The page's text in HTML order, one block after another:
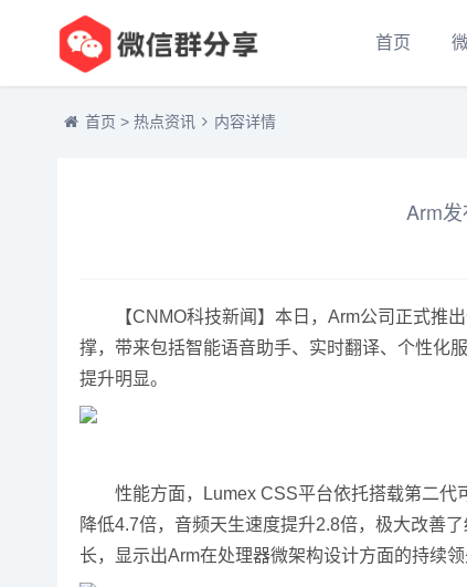
首页
首页 > 热点资讯 内容详情
Arm
【CNMO科技新闻】本日，Arm公司正式推出
撑，带来包括智能语音助手、实时翻译、个性化
提升明显。
性能方面，Lumex CSS平台依托搭载第二代
降低4.7倍，音频天生速度提升2.8倍，极大改善
长，显示出Arm在处理器微架构设计方面的持续领